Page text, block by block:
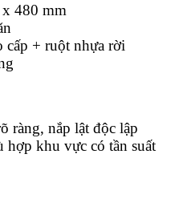
480 mm
cấp + ruột nhựa rời
ràng, nắp lật độc lập
khu vực có tần suất